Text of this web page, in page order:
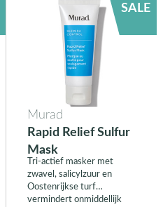
SALE
Murad
Rapid Relief Sulfur
Mask
Tri-actief masker met
zwavel, salicylzuur en
Oostenrijkse turf
vermindert onmiddellijk